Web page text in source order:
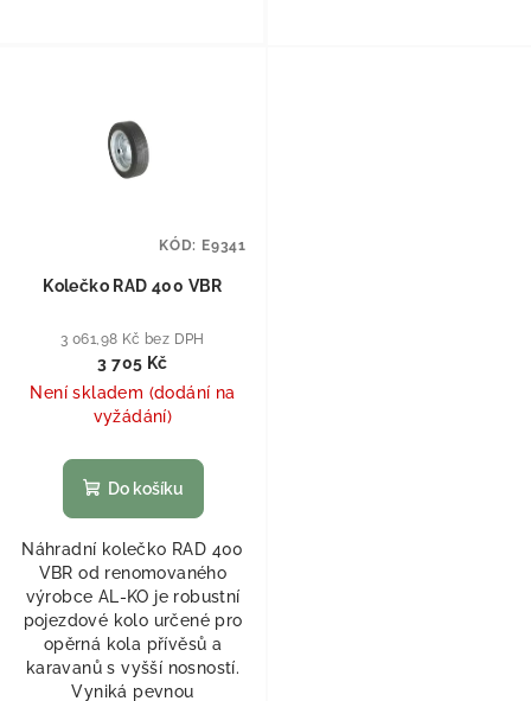
Kolečko RAD 400 VBR
3 061,98 Kč bez DPH
3 705 Kč
Není skladem (dodání na
vyžádání)
Do košíku
Náhradní kolečko RAD 400
VBR od renomovaného
výrobce AL‑KO je robustní
pojezdové kolo určené pro
opěrná kola přívěsů a
karavanů s vyšší nosností.
Vyniká pevnou
KÓD: E9341